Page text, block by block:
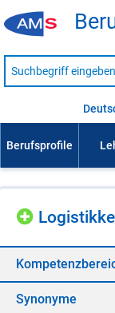
Suche
nach
Syn­ony­me